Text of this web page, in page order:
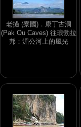
老撾 (寮國)．康丁古洞
(Pak Ou Caves) 往琅勃拉
邦：湄公河上的風光